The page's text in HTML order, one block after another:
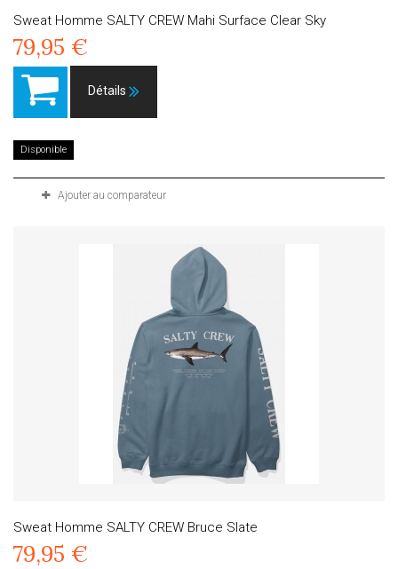
Sweat Homme SALTY CREW Mahi Surface Clear Sky
79,95 €
Détails
Disponible
Ajouter au comparateur
Sweat Homme SALTY CREW Bruce Slate
79,95 €